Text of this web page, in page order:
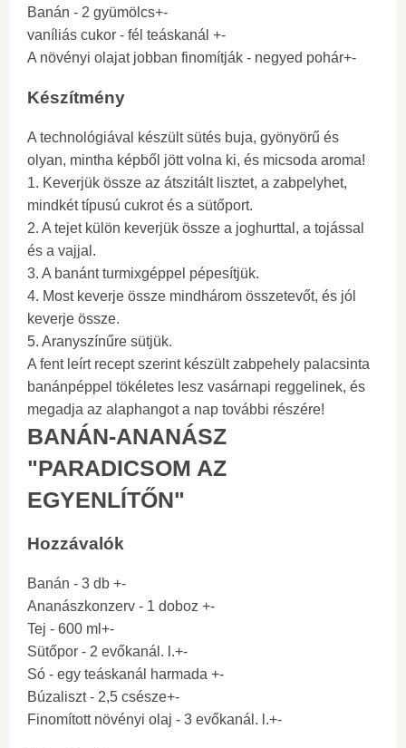
Banán - 2 gyümölcs+-
vaníliás cukor - fél teáskanál +-
A növényi olajat jobban finomítják - negyed pohár+-
Készítmény
A technológiával készült sütés buja, gyönyörű és
olyan, mintha képből jött volna ki, és micsoda aroma!
1. Keverjük össze az átszitált lisztet, a zabpelyhet,
mindkét típusú cukrot és a sütőport.
2. A tejet külön keverjük össze a joghurttal, a tojással
és a vajjal.
3. A banánt turmixgéppel pépesítjük.
4. Most keverje össze mindhárom összetevőt, és jól
keverje össze.
5. Aranyszínűre sütjük.
A fent leírt recept szerint készült zabpehely palacsinta
banánpéppel tökéletes lesz vasárnapi reggelinek, és
megadja az alaphangot a nap további részére!
BANÁN-ANANÁSZ
"PARADICSOM AZ
EGYENLÍTŐN"
Hozzávalók
Banán - 3 db +-
Ananászkonzerv - 1 doboz +-
Tej - 600 ml+-
Sütőpor - 2 evőkanál. l.+-
Só - egy teáskanál harmada +-
Búzaliszt - 2,5 csésze+-
Finomított növényi olaj - 3 evőkanál. l.+-